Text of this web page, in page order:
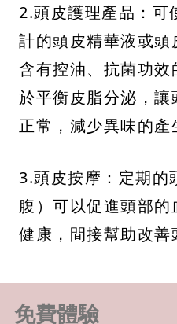
2.頭皮護理產品：可
計的頭皮精華液或
含有控油、抗菌功
於平衡皮脂分泌，
正常，減少異味的產
3.頭皮按摩：定期的
腹）可以促進頭部
健康，間接幫助改善
免費體驗